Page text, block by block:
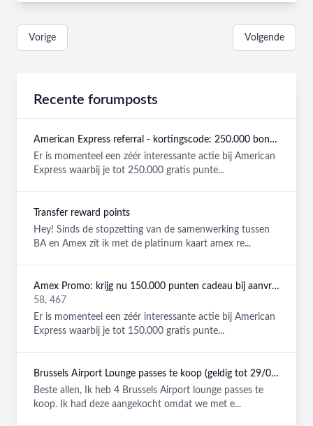
Vorige Volgende
Recente forumposts
American Express referral - kortingscode: 250.000 bonuspunten GRATIS
Er is momenteel een zéér interessante actie bij American
Express waarbij je tot 250.000 gratis punte...
Transfer reward points
Hey! Sinds de stopzetting van de samenwerking tussen
BA en Amex zit ik met de platinum kaart amex re...
Amex Promo: krijg nu 150.000 punten cadeau bij aanvraag van een American Express Platinum kaart!
58, 467
Er is momenteel een zéér interessante actie bij American
Express waarbij je tot 150.000 gratis punte...
Brussels Airport Lounge passes te koop (geldig tot 29/08/2026)
Beste allen, Ik heb 4 Brussels Airport lounge passes te
koop. Ik had deze aangekocht omdat we met e...